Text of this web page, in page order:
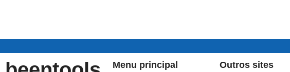
Menu principal Outros sites